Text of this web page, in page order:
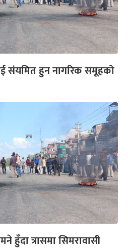
संयमित हुन नागरिक समूहको
त्रासमा सिमरावासी